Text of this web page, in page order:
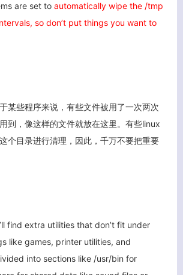
are set to automatically wipe the /tmp
so don’t put things you want to
某些程序来说，有些文件被用了一次两次
到，像这样的文件就放在这里。有些linux
个目录进行清理，因此，千万不要把重要
find extra utilities that don’t fit under
like games, printer utilities, and
into sections like /usr/bin for